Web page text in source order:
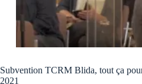
Subvention TCRM Blida, tout ça
2021